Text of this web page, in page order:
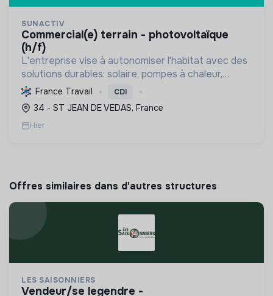
SUNACTIV
commercial(e) terrain - photovoltaïque
(h/f)
L'entreprise vise à autonomiser l'habitat avec des
solutions durables: solaire, pompes à chaleur,
isolation, etc. Elle aide à réduire l'empreinte
carbone et les factures énergétiques. Elle détient
le ...
France Travail CDI
34 - ST JEAN DE VEDAS, France
Hier
Offres similaires dans d'autres structures
LES SAISONNIERS
vendeur/se legendre -